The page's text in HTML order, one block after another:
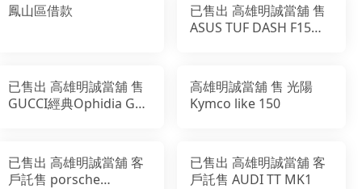
鳳山區借款
已售出 高雄明誠當舖 售
ASUS TUF DASH F15
已售出 高雄明誠當舖 售
GUCCI經典Ophidia GG
高雄明誠當舖 售 光陽
Kymco like 150
已售出 高雄明誠當舖 客
戶託售 porsche
已售出 高雄明誠當舖 客
戶託售 AUDI TT MK1